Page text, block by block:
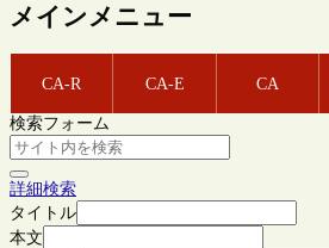
メインメニュー
CA-R CA-E CA
検索フォーム
詳細検索
タイトル
本文